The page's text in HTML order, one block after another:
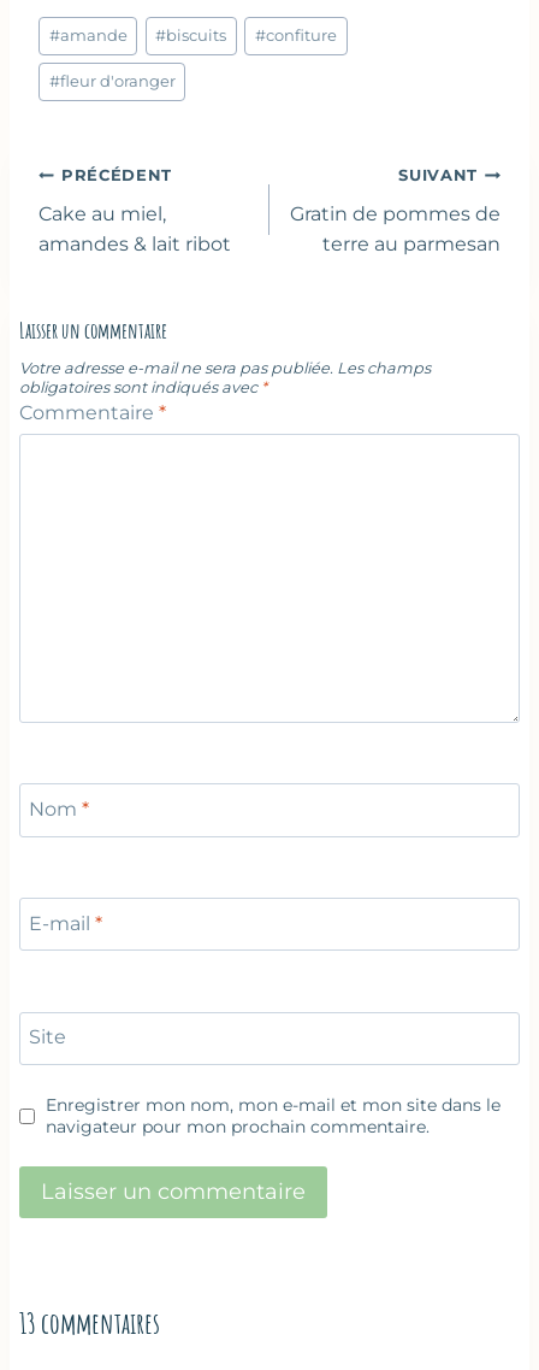
Étiquettes
de
la
#amande #biscuits #confiture
#fleur d'oranger
Navigation
de
l’article
PRÉCÉDENT
Cake au miel,
amandes & lait ribot
SUIVANT
Gratin de pommes de
terre au parmesan
Laisser un commentaire
Votre adresse e-mail ne sera pas publiée. Les champs
obligatoires sont indiqués avec *
Commentaire *
Nom *
E-mail *
Site
Enregistrer mon nom, mon e-mail et mon site dans le
navigateur pour mon prochain commentaire.
13 commentaires